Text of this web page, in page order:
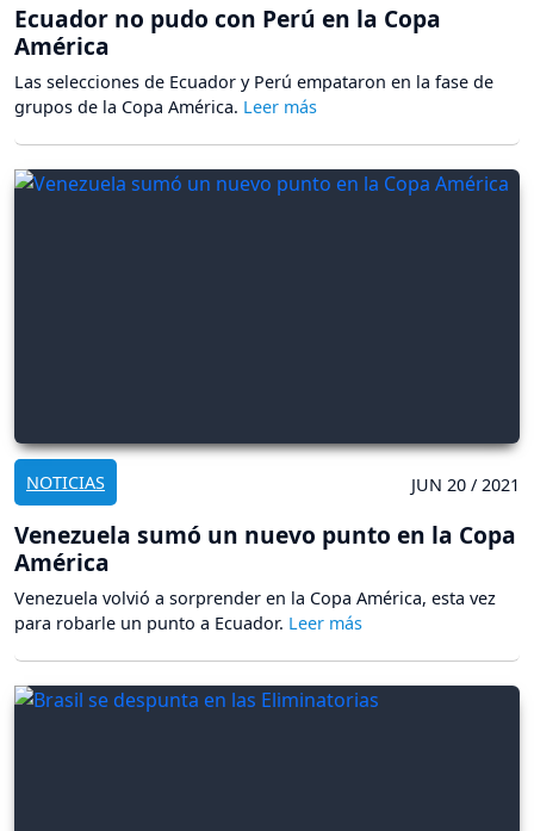
Ecuador no pudo con Perú en la Copa
América
Las selecciones de Ecuador y Perú empataron en la fase de
grupos de la Copa América.
NOTICIAS JUN 20 / 2021
Venezuela sumó un nuevo punto en la Copa
América
Venezuela volvió a sorprender en la Copa América, esta vez
para robarle un punto a Ecuador.